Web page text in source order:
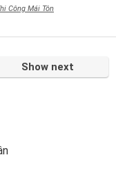
Công Mái Tôn
Show next